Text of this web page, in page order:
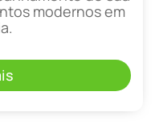
modernos em